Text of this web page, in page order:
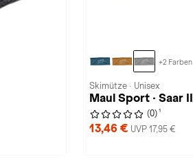
+2 Farben
Skimütze · Unisex
Maul Sport · Saar II
(0) 1
13,46 € UVP 17,95 €